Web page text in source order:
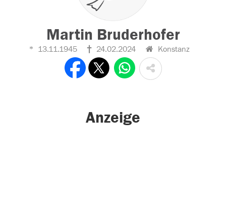
Martin Bruderhofer
13.11.1945 24.02.2024 Konstanz
Anzeige